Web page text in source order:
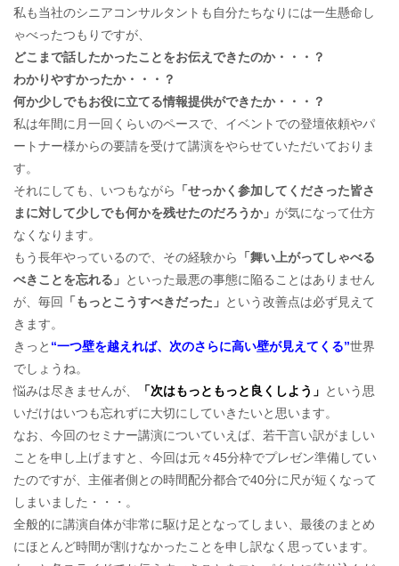
私も当社のシニアコンサルタントも自分たちなりには一生懸命し
ゃべったつもりですが、
どこまで話したかったことをお伝えできたのか・・・？
わかりやすかったか・・・？
何か少しでもお役に立てる情報提供ができたか・・・？
私は年間に月一回くらいのペースで、イベントでの登壇依頼やパ
ートナー様からの要請を受けて講演をやらせていただいておりま
す。
それにしても、いつもながら
「せっかく参加してくださった皆さ
まに対して少しでも何かを残せたのだろうか」 が気になって仕方
なくなります。
もう長年やっているので、その経験から
「舞い上がってしゃべる
べきことを忘れる」 といった最悪の事態に陥ることはありません
が、毎回
「もっとこうすべきだった」 という改善点は必ず見えて
きます。
きっと “一つ壁を越えれば、次のさらに高い壁が見えてくる”世界
でしょうね。
悩みは尽きませんが、
「次はもっともっと良くしよう」 という思
いだけはいつも忘れずに大切にしていきたいと思います。
なお、今回のセミナー講演についていえば、若干言い訳がましい
ことを申し上げますと、今回は元々45分枠でプレゼン準備してい
たのですが、主催者側との時間配分都合で40分に尺が短くなって
しまいました・・・。
全般的に講演自体が非常に駆け足となってしまい、最後のまとめ
にほとんど時間が割けなかったことを申し訳なく思っています。